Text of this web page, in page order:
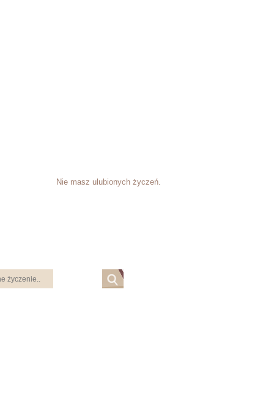
Nie masz ulubionych życzeń.